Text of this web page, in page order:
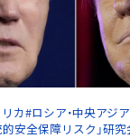
カ#ロシア・中央アジ
的安全保障リスク」研究